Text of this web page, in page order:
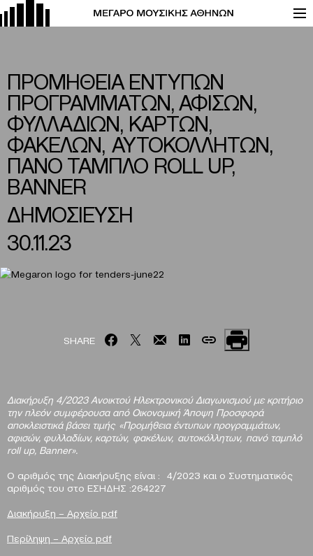
ΠΡΟΜΗΘΕΙΑ ΕΝΤΥΠΩΝ
ΠΡΟΓΡΑΜΜΑΤΩΝ, ΑΦΙΣΩΝ,
ΦΥΛΛΑΔΙΩΝ, ΚΑΡΤΩΝ,
ΦΑΚΕΛΩΝ, ΑΥΤΟΚΟΛΛΗΤΩΝ,
ΠΑΝΟ ΤΑΜΠΛΟ ROLL UP,
BANNER
ΔΗΜΟΣΙΕΥΣΗ
30.11.23
SHARE
Διακήρυξη 4/2023 Ανοικτού Ηλεκτρονικού Διαγωνισμού με κριτήριο
την πλεόν συμφέρουσα από Οικονομική Άποψη Προσφορά
αποκλειστικά βάσει τιμής «Προμήθεια έντυπων προγραμμάτων,
αφισών, φυλλαδίων, καρτών, φακέλων, αυτοκόλλητων, πανό ταμπλό
roll up, Banner».
Ο αριθμός της Διακήρυξης είναι : 4/2023 και ο Συστηματικός
αριθμός του στο ΕΣΗΔΗΣ :264227
Διακήρυξη – Αρχείο pdf
Περίληψη – Αρχείο pdf